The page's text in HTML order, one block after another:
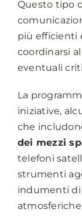
Questo tipo
più efficienti
coordinarsi
eventuali
La
iniziative,
che
dei mezzi
telefoni
strumenti
indumenti di
atmosferiche